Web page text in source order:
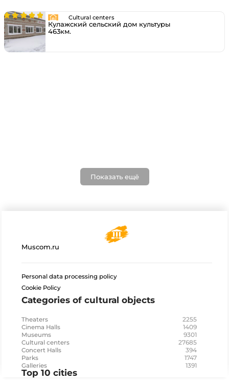
Cultural centers
Кулажский сельский дом культуры
463км.
Показать ещё
Muscom.ru
Personal data processing policy
Cookie Policy
Categories of cultural objects
Theaters 2255
Cinema Halls 1409
Museums 9301
Cultural centers 27685
Concert Halls 394
Parks 1747
Galleries 1391
Top 10 cities